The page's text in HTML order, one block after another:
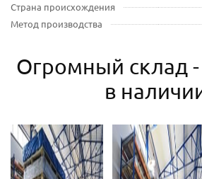
Страна происхождения
Метод производства
Огромный склад -
в